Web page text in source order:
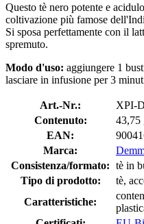
Questo tè nero potente e
coltivazione più famose
Si sposa perfettamente con il
spremuto.
Modo d'uso: aggiungere 1
lasciare in infusione per 3
Art.-Nr.:
XPI-
Contenuto:
43,75
EAN:
Marca:
Consistenza/formato: tè in
Tipo di prodotto:
tè,
Caratteristiche: